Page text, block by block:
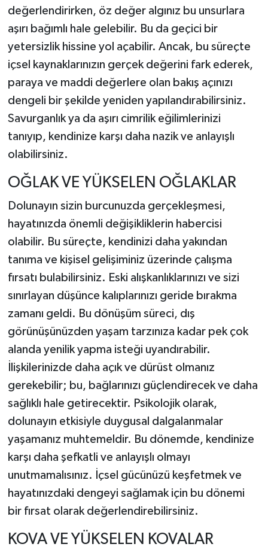
değerlendirirken, öz değer algınız bu unsurlara
aşırı bağımlı hale gelebilir. Bu da geçici bir
yetersizlik hissine yol açabilir. Ancak, bu süreçte
içsel kaynaklarınızın gerçek değerini fark ederek,
paraya ve maddi değerlere olan bakış açınızı
dengeli bir şekilde yeniden yapılandırabilirsiniz.
Savurganlık ya da aşırı cimrilik eğilimlerinizi
tanıyıp, kendinize karşı daha nazik ve anlayışlı
olabilirsiniz.
OĞLAK VE YÜKSELEN OĞLAKLAR
Dolunayın sizin burcunuzda gerçekleşmesi,
hayatınızda önemli değişikliklerin habercisi
olabilir. Bu süreçte, kendinizi daha yakından
tanıma ve kişisel gelişiminiz üzerinde çalışma
fırsatı bulabilirsiniz. Eski alışkanlıklarınızı ve sizi
sınırlayan düşünce kalıplarınızı geride bırakma
zamanı geldi. Bu dönüşüm süreci, dış
görünüşünüzden yaşam tarzınıza kadar pek çok
alanda yenilik yapma isteği uyandırabilir.
İlişkilerinizde daha açık ve dürüst olmanız
gerekebilir; bu, bağlarınızı güçlendirecek ve daha
sağlıklı hale getirecektir. Psikolojik olarak,
dolunayın etkisiyle duygusal dalgalanmalar
yaşamanız muhtemeldir. Bu dönemde, kendinize
karşı daha şefkatli ve anlayışlı olmayı
unutmamalısınız. İçsel gücünüzü keşfetmek ve
hayatınızdaki dengeyi sağlamak için bu dönemi
bir fırsat olarak değerlendirebilirsiniz.
KOVA VE YÜKSELEN KOVALAR